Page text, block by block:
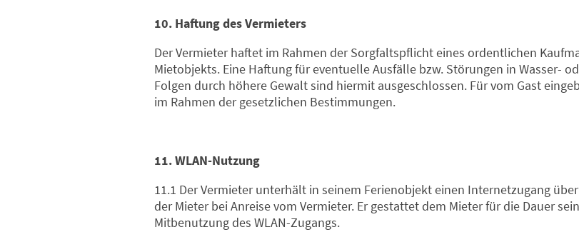
10. Haftung des Vermieters
Der Vermieter haftet im Rahmen der Sorgfaltspflicht eines ordentlichen
Mietobjekts. Eine Haftung für eventuelle Ausfälle bzw. Störungen in Wasser-
Folgen durch höhere Gewalt sind hiermit ausgeschlossen. Für vom Gast
im Rahmen der gesetzlichen Bestimmungen.
11. WLAN-Nutzung
11.1 Der Vermieter unterhält in seinem Ferienobjekt einen Internetzugang
der Mieter bei Anreise vom Vermieter. Er gestattet dem Mieter für die Dauer
Mitbenutzung des WLAN-Zugangs.